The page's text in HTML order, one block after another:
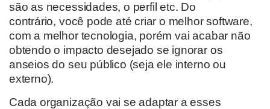
são as necessidades, o perfil etc. Do
contrário, você pode até criar o melhor software,
com a melhor tecnologia, porém vai acabar não
obtendo o impacto desejado se ignorar os
anseios do seu público (seja ele interno ou
externo).
Cada organização vai se adaptar a esses